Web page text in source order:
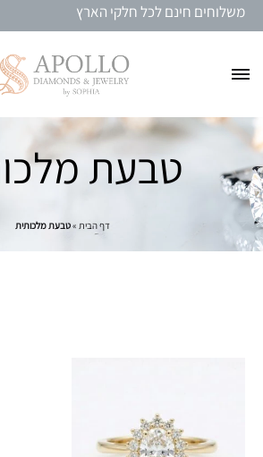
משלוחים חינם לכל חלקי הארץ
טבעת
דף הבית »טבעת מלכותית